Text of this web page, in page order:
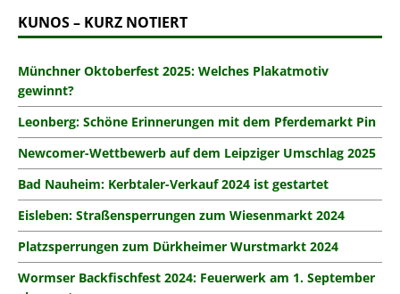
KUNOS – KURZ NOTIERT
Münchner Oktoberfest 2025: Welches Plakatmotiv
gewinnt?
Leonberg: Schöne Erinnerungen mit dem Pferdemarkt Pin
Newcomer-Wettbewerb auf dem Leipziger Umschlag 2025
Bad Nauheim: Kerbtaler-Verkauf 2024 ist gestartet
Eisleben: Straßensperrungen zum Wiesenmarkt 2024
Platzsperrungen zum Dürkheimer Wurstmarkt 2024
Wormser Backfischfest 2024: Feuerwerk am 1. September